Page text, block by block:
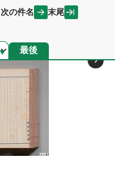
次の件名 末尾
最後